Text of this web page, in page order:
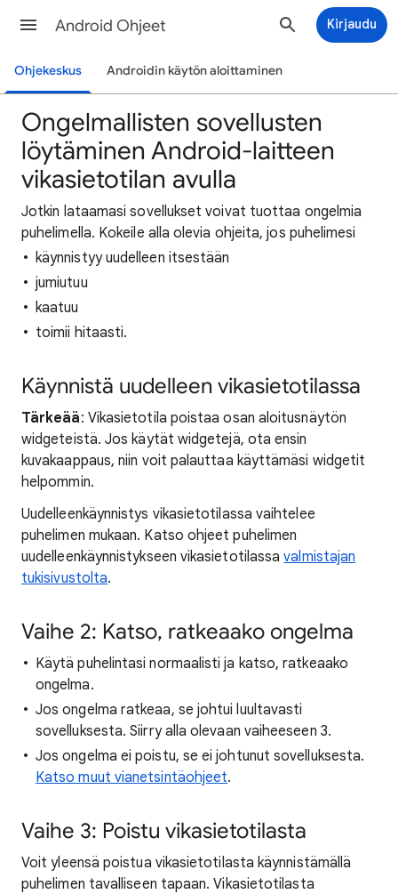
Android Ohjeet Kirjaudu
Ohjekeskus Androidin käytön aloittaminen
Ongelmallisten sovellusten
löytäminen Android-laitteen
vikasietotilan avulla
Jotkin lataamasi sovellukset voivat tuottaa ongelmia
puhelimella. Kokeile alla olevia ohjeita, jos puhelimesi
käynnistyy uudelleen itsestään
jumiutuu
kaatuu
toimii hitaasti.
Käynnistä uudelleen vikasietotilassa
Tärkeää: Vikasietotila poistaa osan aloitusnäytön
widgeteistä. Jos käytät widgetejä, ota ensin
kuvakaappaus, niin voit palauttaa käyttämäsi widgetit
helpommin.
Uudelleenkäynnistys vikasietotilassa vaihtelee
puhelimen mukaan. Katso ohjeet puhelimen
uudelleenkäynnistykseen vikasietotilassavalmistajan
tukisivustolta.
Vaihe 2: Katso, ratkeaako ongelma
Käytä puhelintasi normaalisti ja katso, ratkeaako
ongelma.
Jos ongelma ratkeaa, se johtui luultavasti
sovelluksesta. Siirry alla olevaan vaiheeseen 3.
Jos ongelma ei poistu, se ei johtunut sovelluksesta.
Katso muut vianetsintäohjeet.
Vaihe 3: Poistu vikasietotilasta
Voit yleensä poistua vikasietotilasta käynnistämällä
puhelimen tavalliseen tapaan. Vikasietotilasta